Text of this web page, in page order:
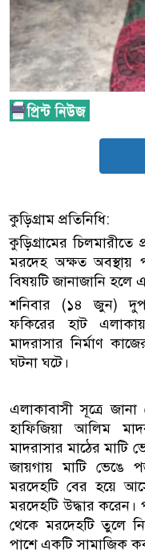
কুড়িগ্রাম প্রতিনিধি:
কুড়িগ্রামের
মর‌দেহ অক্ষত অবস্থায়
বিষয়‌টি জানাজা‌নি হ‌লে
শনিবার (১৪ জুন)
ফকিরের হাট
মাদরাসার নির্মাণ
ঘটনা ঘটে।
এলাকাবাসী সূত্রে
হাফিজিয়া আলিম
মাদরাসার মাঠের
জায়গায় মাটি ভেঙে
মরদেহটি বের হয়ে
মরদেহটি উদ্ধার করেন।
থেকে মরদেহটি তুলে
পাশে একটি সামাজিক